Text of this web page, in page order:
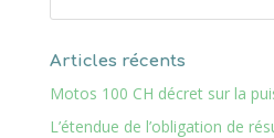
Articles récents
Motos 100 CH décret sur la
L’étendue de l’obligation de